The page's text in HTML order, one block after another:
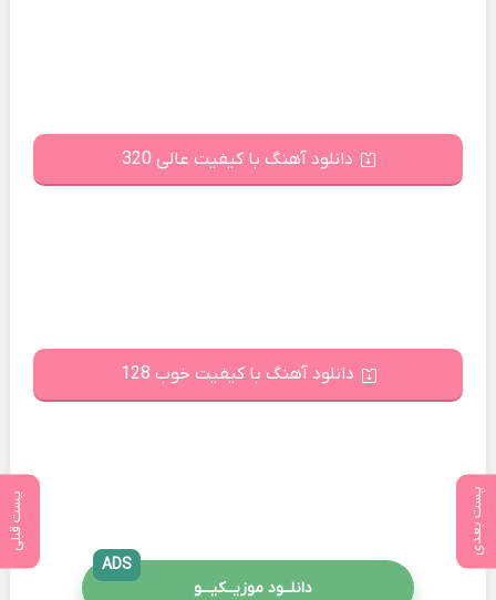
پست بعدی پست قبلی
دانلود آهنگ با کیفیت عالی 320
دانلود آهنگ با کیفیت خوب 128
دانلــود موزیــکیـــو
ADS